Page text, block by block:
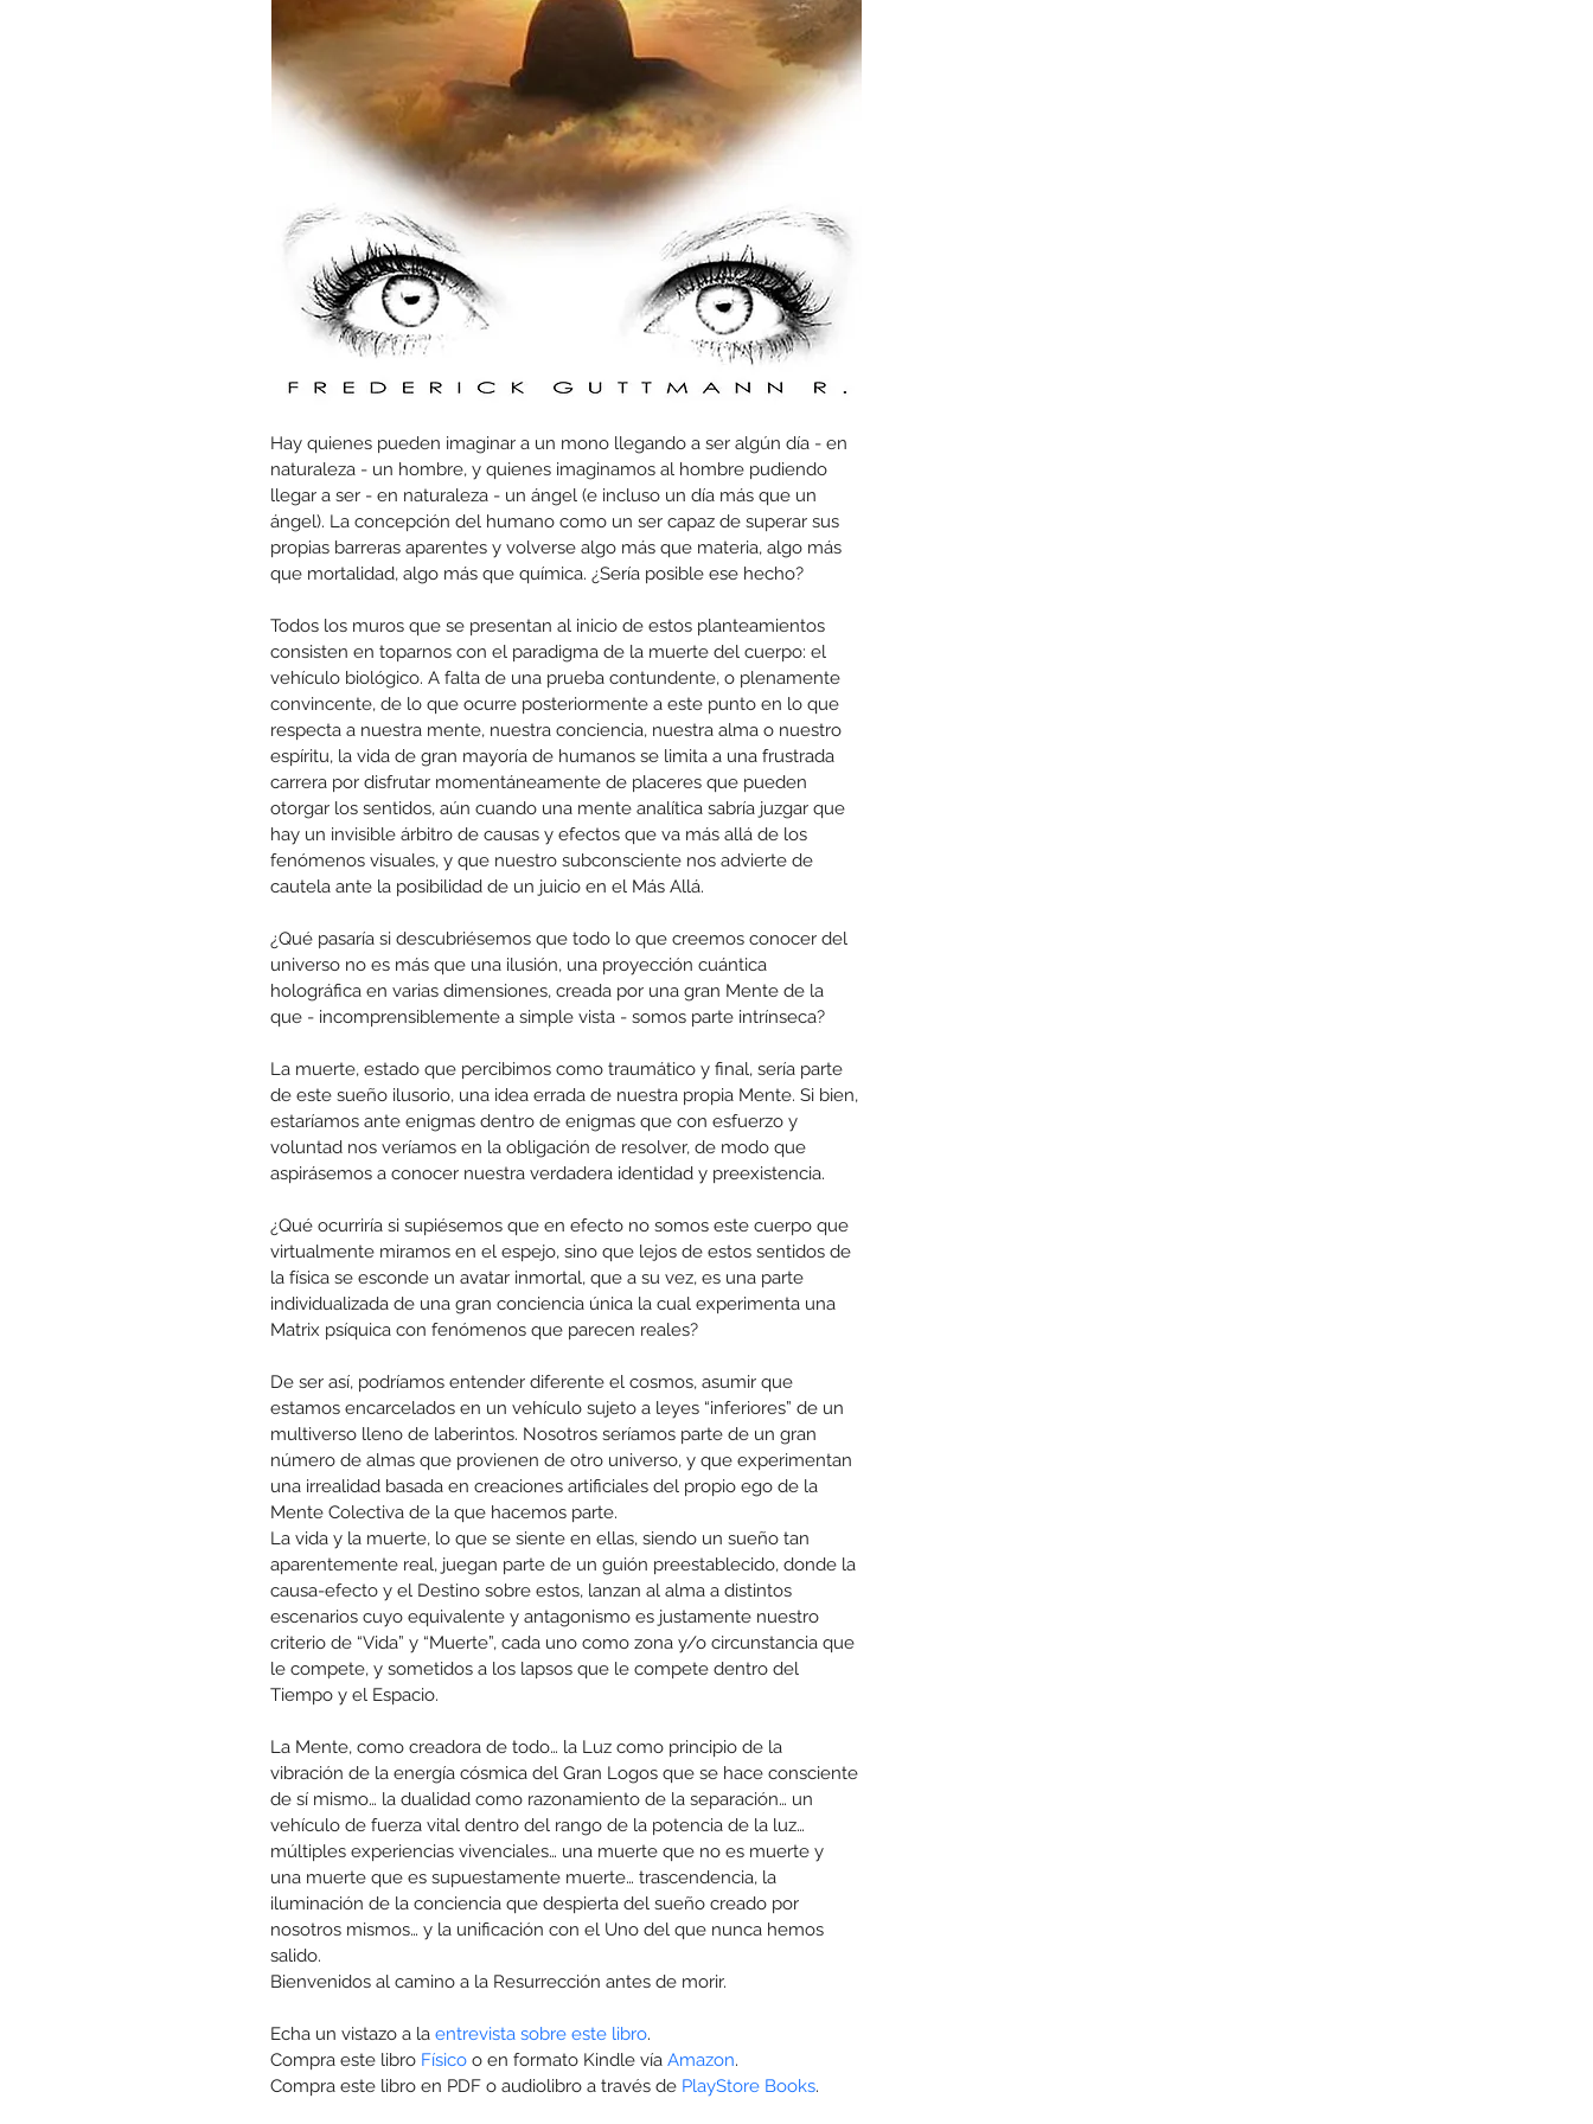
Hay quienes pueden imaginar a un mono llegando a ser algún día - en
naturaleza - un hombre, y quienes imaginamos al hombre pudiendo
llegar a ser - en naturaleza - un ángel (e incluso un día más que un
ángel). La concepción del humano como un ser capaz de superar sus
propias barreras aparentes y volverse algo más que materia, algo más
que mortalidad, algo más que química. ¿Sería posible ese hecho?
Todos los muros que se presentan al inicio de estos planteamientos
consisten en toparnos con el paradigma de la muerte del cuerpo: el
vehículo biológico. A falta de una prueba contundente, o plenamente
convincente, de lo que ocurre posteriormente a este punto en lo que
respecta a nuestra mente, nuestra conciencia, nuestra alma o nuestro
espíritu, la vida de gran mayoría de humanos se limita a una frustrada
carrera por disfrutar momentáneamente de placeres que pueden
otorgar los sentidos, aún cuando una mente analítica sabría juzgar que
hay un invisible árbitro de causas y efectos que va más allá de los
fenómenos visuales, y que nuestro subconsciente nos advierte de
cautela ante la posibilidad de un juicio en el Más Allá.
¿Qué pasaría si descubriésemos que todo lo que creemos conocer del
universo no es más que una ilusión, una proyección cuántica
holográfica en varias dimensiones, creada por una gran Mente de la
que - incomprensiblemente a simple vista - somos parte intrínseca?
La muerte, estado que percibimos como traumático y final, sería parte
de este sueño ilusorio, una idea errada de nuestra propia Mente. Si bien,
estaríamos ante enigmas dentro de enigmas que con esfuerzo y
voluntad nos veríamos en la obligación de resolver, de modo que
aspirásemos a conocer nuestra verdadera identidad y preexistencia.
¿Qué ocurriría si supiésemos que en efecto no somos este cuerpo que
virtualmente miramos en el espejo, sino que lejos de estos sentidos de
la física se esconde un avatar inmortal, que a su vez, es una parte
individualizada de una gran conciencia única la cual experimenta una
Matrix psíquica con fenómenos que parecen reales?
De ser así, podríamos entender diferente el cosmos, asumir que
estamos encarcelados en un vehículo sujeto a leyes “inferiores” de un
multiverso lleno de laberintos. Nosotros seríamos parte de un gran
número de almas que provienen de otro universo, y que experimentan
una irrealidad basada en creaciones artificiales del propio ego de la
Mente Colectiva de la que hacemos parte.
La vida y la muerte, lo que se siente en ellas, siendo un sueño tan
aparentemente real, juegan parte de un guión preestablecido, donde la
causa-efecto y el Destino sobre estos, lanzan al alma a distintos
escenarios cuyo equivalente y antagonismo es justamente nuestro
criterio de “Vida” y “Muerte”, cada uno como zona y/o circunstancia que
le compete, y sometidos a los lapsos que le compete dentro del
Tiempo y el Espacio.
La Mente, como creadora de todo… la Luz como principio de la
vibración de la energía cósmica del Gran Logos que se hace consciente
de sí mismo… la dualidad como razonamiento de la separación… un
vehículo de fuerza vital dentro del rango de la potencia de la luz…
múltiples experiencias vivenciales… una muerte que no es muerte y
una muerte que es supuestamente muerte… trascendencia, la
iluminación de la conciencia que despierta del sueño creado por
nosotros mismos… y la unificación con el Uno del que nunca hemos
salido.
Bienvenidos al camino a la Resurrección antes de morir.
Echa un vistazo a la entrevista sobre este libro.
Compra este libro Físico o en formato Kindle vía Amazon.
Compra este libro en PDF o audiolibro a través de PlayStore Books.